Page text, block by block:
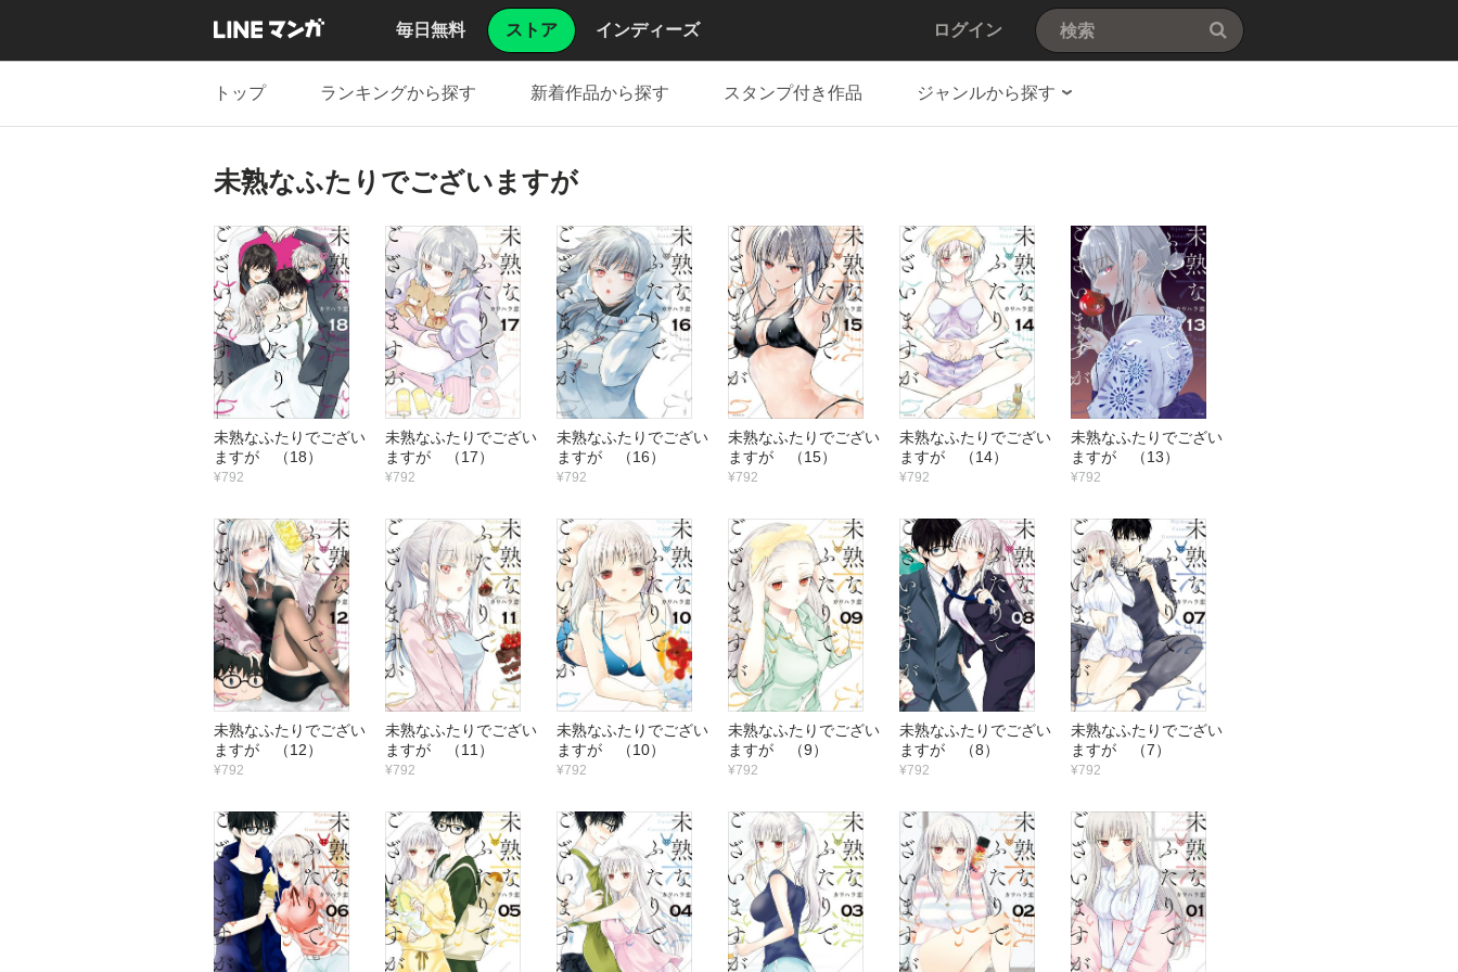
毎日無料 ストア インディーズ ログイン
トップ ランキングから探す 新着作品から探す スタンプ付き作品 ジャンルから探す
未熟なふたりでございますが
未熟なふたりでござい
ますが （18）
¥792
未熟なふたりでござい
ますが （17）
¥792
未熟なふたりでござい
ますが （16）
¥792
未熟なふたりでござい
ますが （15）
¥792
未熟なふたりでござい
ますが （14）
¥792
未熟なふたりでござい
ますが （13）
¥792
未熟なふたりでござい
ますが （12）
¥792
未熟なふたりでござい
ますが （11）
¥792
未熟なふたりでござい
ますが （10）
¥792
未熟なふたりでござい
ますが （9）
¥792
未熟なふたりでござい
ますが （8）
¥792
未熟なふたりでござい
ますが （7）
¥792